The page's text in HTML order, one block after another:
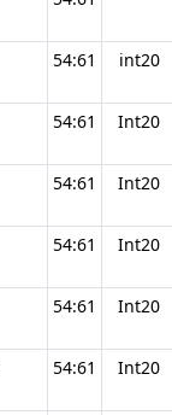
54:61 int20
54:61 Int20
54:61 Int20
54:61 Int20
54:61 Int20
54:61 Int20